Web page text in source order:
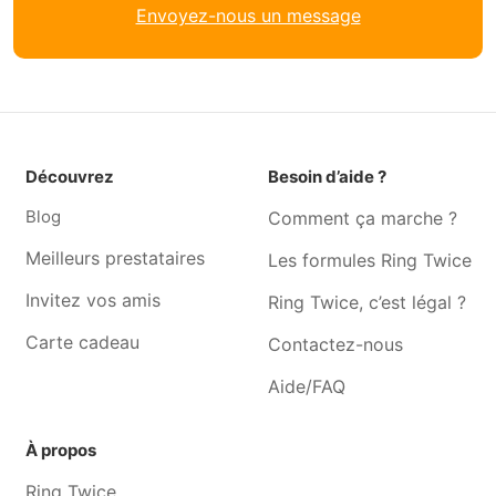
Couturière Floreffe
Couturière Erpent
Couturière Jambes
Couturière Buissonville
Couturière Gesves
Envoyez-nous un message
Découvrez
Blog
Meilleurs prestataires
Invitez vos amis
Carte cadeau
Besoin d’aide ?
Comment ça marche ?
Les formules Ring Twice
Ring Twice, c’est légal ?
Contactez-nous
Aide/FAQ
À propos
Ring Twice